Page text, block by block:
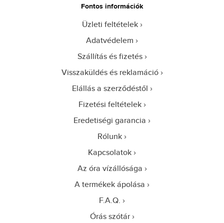
Fontos információk
Üzleti feltételek
Adatvédelem
Szállítás és fizetés
Visszaküldés és reklamáció
Elállás a szerződéstől
Fizetési feltételek
Eredetiségi garancia
Rólunk
Kapcsolatok
Az óra vízállósága
A termékek ápolása
F.A.Q.
Órás szótár